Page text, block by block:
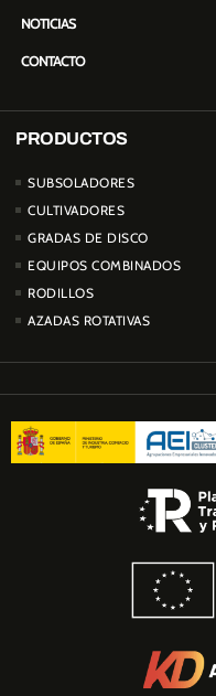
NOTICIAS
CONTACTO
PRODUCTOS
SUBSOLADORES
CULTIVADORES
GRADAS DE DISCO
EQUIPOS COMBINADOS
RODILLOS
AZADAS ROTATIVAS